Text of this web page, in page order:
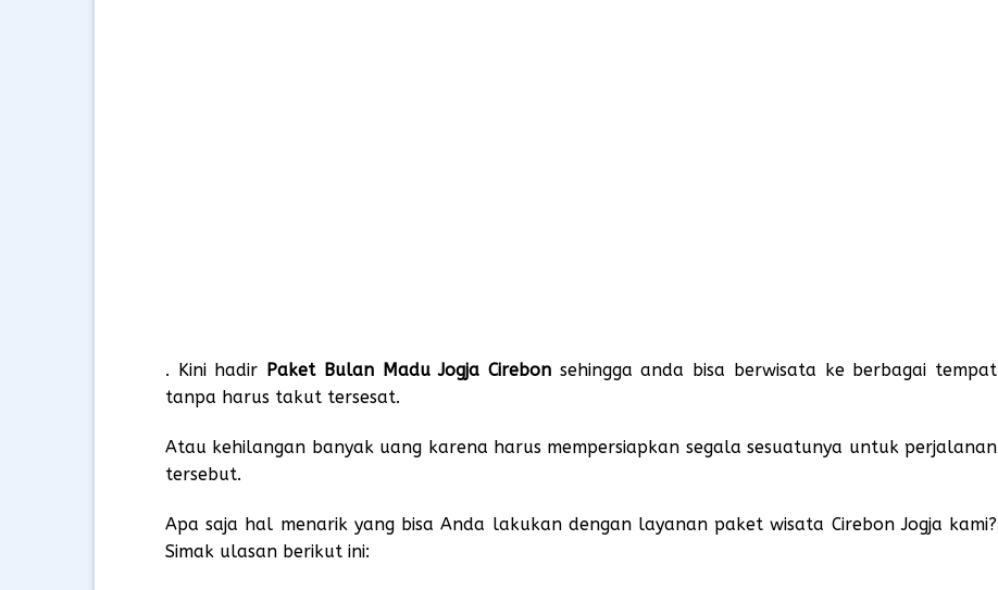
. Kini hadir Paket Bulan Madu Jogja Cirebon sehingga anda bisa berwisata ke berbagai tempat
tanpa harus takut tersesat.
Atau kehilangan banyak uang karena harus mempersiapkan segala sesuatunya untuk perjalanan
tersebut.
Apa saja hal menarik yang bisa Anda lakukan dengan layanan paket wisata Cirebon Jogja kami?
Simak ulasan berikut ini: